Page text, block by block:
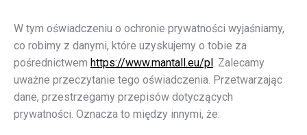
W tym oświadczeniu o ochronie prywatności wyjaśniamy,
co robimy z danymi, które uzyskujemy o tobie za
pośrednictwem https://www.mantall.eu/pl . Zalecamy
uważne przeczytanie tego oświadczenia. Przetwarzając
dane, przestrzegamy przepisów dotyczących
prywatności. Oznacza to między innymi, że: